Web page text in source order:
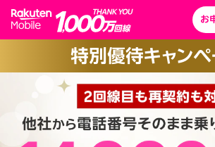
Rakuten Mobile
お
特別優待キャンペ